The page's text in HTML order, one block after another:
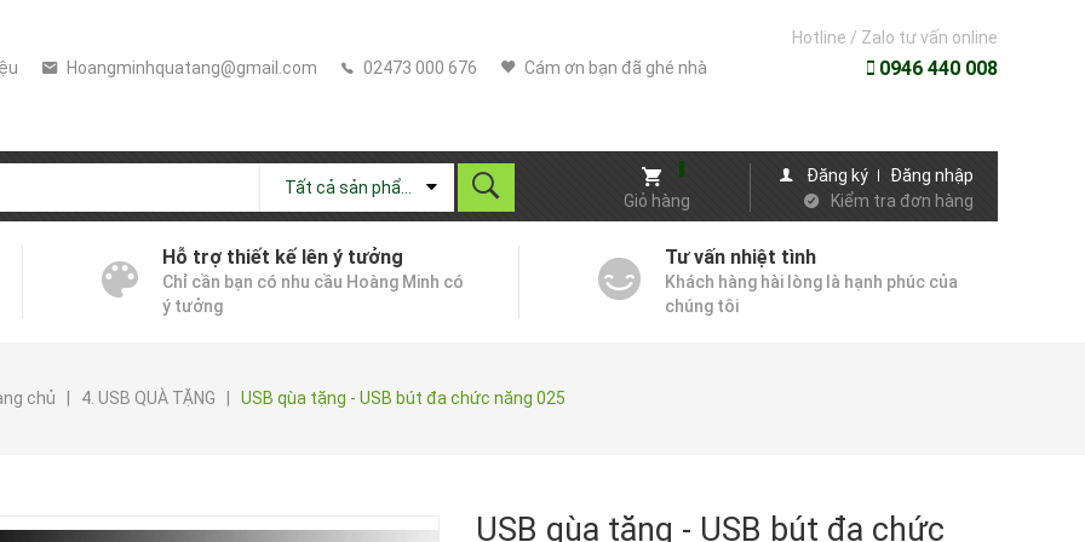
Hoangminhquatang@gmail.com 02473 000 676 Cám ơn bạn đã ghé nhà
Hotline / Zalo tư vấn online
0946 440 008
Giỏ hàng
Đăng ký
Đăng nhập
Kiểm tra đơn hàng
Hỗ trợ thiết kế lên ý tưởng
Chỉ cần bạn có nhu cầu Hoàng Minh có
ý tưởng
Tư vấn nhiệt tình
Khách hàng hài lòng là hạnh phúc của
chúng tôi
chủ 4. USB QUÀ TẶNG USB qùa tặng - USB bút đa chức năng 025
USB qùa tặng - USB bút đa chức